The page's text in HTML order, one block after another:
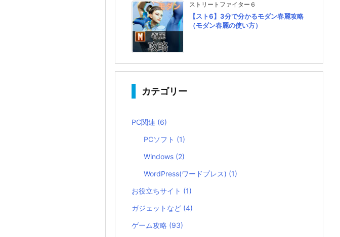
ストリートファイター６
【スト6】3分で分かるモダン春麗攻略
（モダン春麗の使い方）
カテゴリー
PC関連 (6)
PCソフト (1)
Windows (2)
WordPress(ワードプレス) (1)
お役立ちサイト (1)
ガジェットなど (4)
ゲーム攻略 (93)